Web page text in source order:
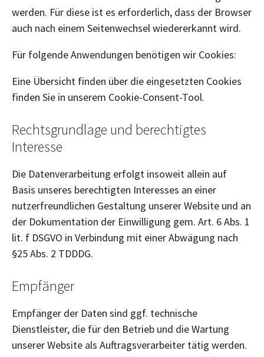
werden. Für diese ist es erforderlich, dass der Browser
auch nach einem Seitenwechsel wiedererkannt wird.
Für folgende Anwendungen benötigen wir Cookies:
Eine Übersicht finden über die eingesetzten Cookies
finden Sie in unserem Cookie-Consent-Tool.
Rechtsgrundlage und berechtigtes
Interesse
Die Datenverarbeitung erfolgt insoweit allein auf
Basis unseres berechtigten Interesses an einer
nutzerfreundlichen Gestaltung unserer Website und an
der Dokumentation der Einwilligung gem. Art. 6 Abs. 1
lit. f DSGVO in Verbindung mit einer Abwägung nach
§25 Abs. 2 TDDDG.
Empfänger
Empfänger der Daten sind ggf. technische
Dienstleister, die für den Betrieb und die Wartung
unserer Website als Auftragsverarbeiter tätig werden.